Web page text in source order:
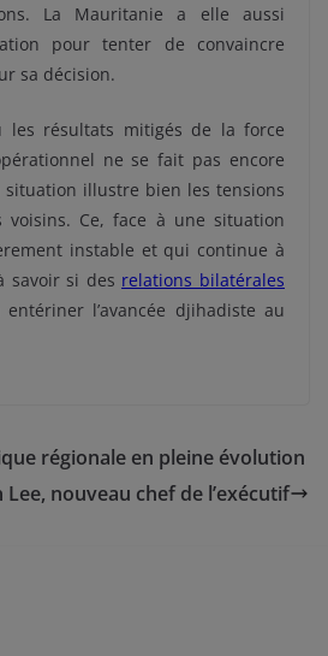
La Mauritanie a elle aussi
pour tenter de convaincre
sa décision.
les résultats mitigés de la force
ne se fait pas encore
situation illustre bien les tensions
Ce, face à une situation
instable et qui continue à
savoir si des relations bilatérales
entériner l’avancée djihadiste au
régionale en pleine évolution
Lee, nouveau chef de l’exécutif